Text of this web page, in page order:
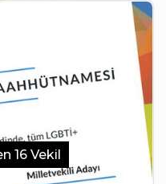
16 Vekil